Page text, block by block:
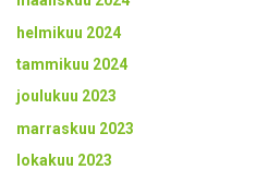
helmikuu 2024
tammikuu 2024
joulukuu 2023
marraskuu 2023
lokakuu 2023